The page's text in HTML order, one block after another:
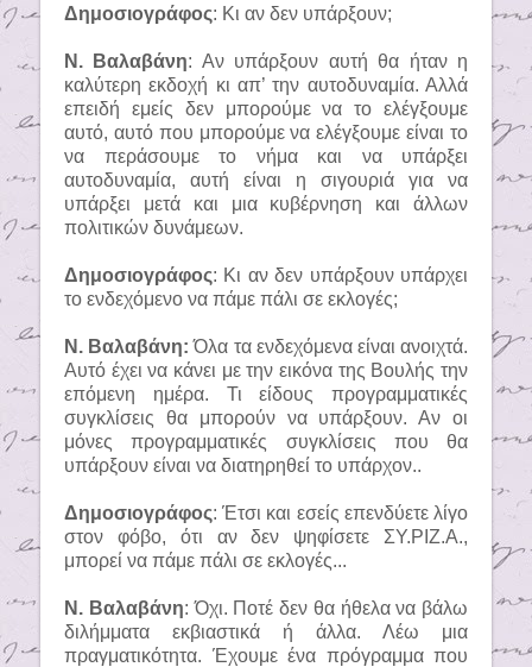
Δημοσιογράφος: Κι αν δεν υπάρξουν;
Ν. Βαλαβάνη: Αν υπάρξουν αυτή θα ήταν η
καλύτερη εκδοχή κι απ’ την αυτοδυναμία. Αλλά
επειδή εμείς δεν μπορούμε να το ελέγξουμε
αυτό, αυτό που μπορούμε να ελέγξουμε είναι το
να περάσουμε το νήμα και να υπάρξει
αυτοδυναμία, αυτή είναι η σιγουριά για να
υπάρξει μετά και μια κυβέρνηση και άλλων
πολιτικών δυνάμεων.
Δημοσιογράφος: Κι αν δεν υπάρξουν υπάρχει
το ενδεχόμενο να πάμε πάλι σε εκλογές;
Ν. Βαλαβάνη: Όλα τα ενδεχόμενα είναι ανοιχτά.
Αυτό έχει να κάνει με την εικόνα της Βουλής την
επόμενη ημέρα. Τι είδους προγραμματικές
συγκλίσεις θα μπορούν να υπάρξουν. Αν οι
μόνες προγραμματικές συγκλίσεις που θα
υπάρξουν είναι να διατηρηθεί το υπάρχον..
Δημοσιογράφος: Έτσι και εσείς επενδύετε λίγο
στον φόβο, ότι αν δεν ψηφίσετε ΣΥ.ΡΙΖ.Α.,
μπορεί να πάμε πάλι σε εκλογές...
Ν. Βαλαβάνη: Όχι. Ποτέ δεν θα ήθελα να βάλω
διλήμματα εκβιαστικά ή άλλα. Λέω μια
πραγματικότητα. Έχουμε ένα πρόγραμμα που